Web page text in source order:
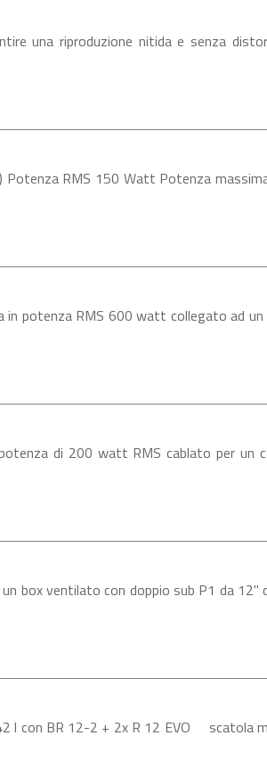
una riproduzione nitida e senza
RMS 150 Watt Potenza
potenza RMS 600 watt collegato ad un
di 200 watt RMS cablato per un
box ventilato con doppio sub P1 da
l con BR 12-2 + 2x R 12 EVO scatola